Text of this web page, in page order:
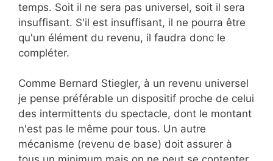
temps. Soit il ne sera pas universel, soit il sera
insuffisant. S'il est insuffisant, il ne pourra être
qu'un élément du revenu, il faudra donc le
compléter.
Comme Bernard Stiegler, à un revenu universel
je pense préférable un dispositif proche de celui
des intermittents du spectacle, dont le montant
n'est pas le même pour tous. Un autre
mécanisme (revenu de base) doit assurer à